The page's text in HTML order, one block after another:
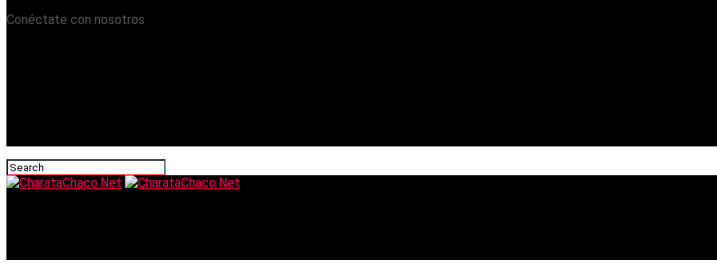
Conéctate con nosotros